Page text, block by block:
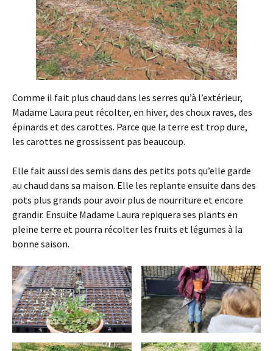
Comme il fait plus chaud dans les serres qu’à l’extérieur,
Madame Laura peut récolter, en hiver, des choux raves, des
épinards et des carottes. Parce que la terre est trop dure,
les carottes ne grossissent pas beaucoup.
Elle fait aussi des semis dans des petits pots qu’elle garde
au chaud dans sa maison. Elle les replante ensuite dans des
pots plus grands pour avoir plus de nourriture et encore
grandir. Ensuite Madame Laura repiquera ses plants en
pleine terre et pourra récolter les fruits et légumes à la
bonne saison.